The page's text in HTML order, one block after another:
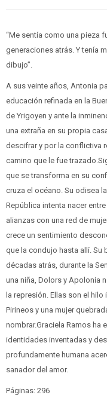
“Me sentía como una pieza
generaciones atrás. Y tenía
dibujo”.
A sus veinte años, Antonia
educación refinada en la
de Yrigoyen y ante la
una extraña en su propia
descifrar y por la conflictiva
camino que le fue
que se transforma en su
cruza el océano. Su odisea
República intenta nacer
alianzas con una red de
crece un sentimiento
que la condujo hasta allí. Su
décadas atrás, durante la
una niña, Dolors y Apolonia
la represión. Ellas son el
Pirineos y una mujer
nombrar.Graciela Ramos ha
identidades inventadas y
profundamente humana
sanador del amor.
Páginas: 296